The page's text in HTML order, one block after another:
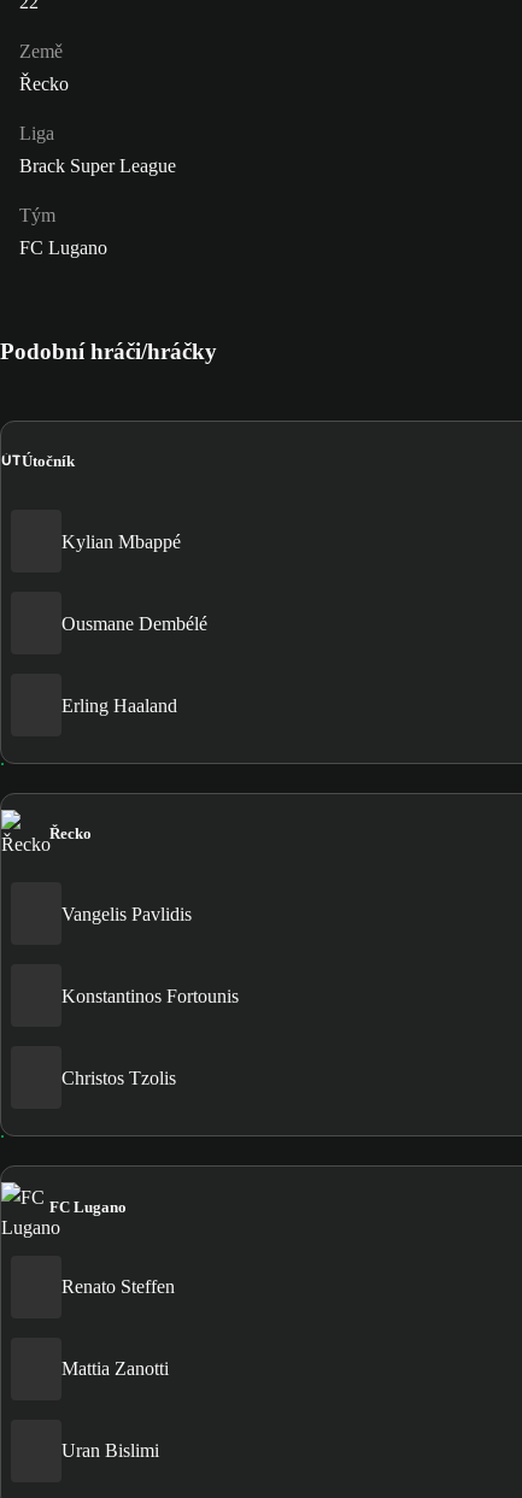
Země
Řecko
Liga
Brack Super League
Tým
FC Lugano
Podobní hráči/hráčky
ÚTÚtočník
Kylian Mbappé
Ousmane Dembélé
Erling Haaland
Řecko
Vangelis Pavlidis
Konstantinos Fortounis
Christos Tzolis
FC Lugano
Renato Steffen
Mattia Zanotti
Uran Bislimi